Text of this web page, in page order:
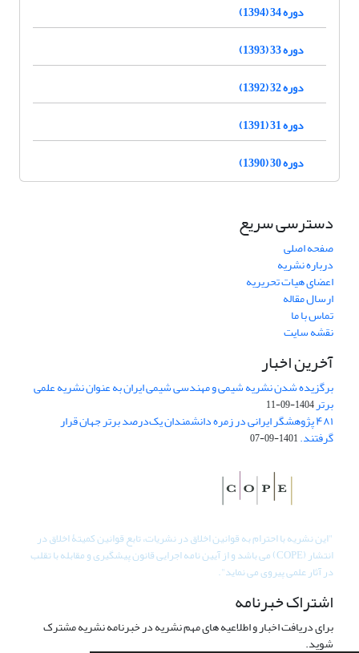
دوره 34 (1394)
دوره 33 (1393)
دوره 32 (1392)
دوره 31 (1391)
دوره 30 (1390)
دسترسی سریع
صفحه اصلی
درباره نشریه
اعضای هیات تحریریه
ارسال مقاله
تماس با ما
نقشه سایت
آخرین اخبار
برگزیده شدن نشریه شیمی و مهندسی شیمی ایران به عنوان نشریه علمی
برتر1404-09-11
۴۸۱ پژوهشگر ایرانی در زمره دانشمندان یک‌درصد برتر جهان قرار
گرفتند.1401-09-07
"این نشریه با احترام به قوانین اخلاق در نشریات، تابع قوانین کمیتۀ اخلاق در
انتشار (COPE) می باشد و از آیین نامه اجرایی قانون پیشگیری و مقابله با تقلب
در آثار علمی پیروی می نماید".
اشتراک خبرنامه
برای دریافت اخبار و اطلاعیه های مهم نشریه در خبرنامه نشریه مشترک
شوید.